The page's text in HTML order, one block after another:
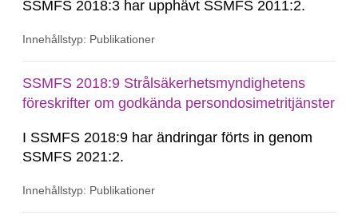
SSMFS 2018:3 har upphävt SSMFS 2011:2.
Innehållstyp: Publikationer
SSMFS 2018:9 Strålsäkerhetsmyndighetens
föreskrifter om godkända persondosimetritjänster
I SSMFS 2018:9 har ändringar förts in genom
SSMFS 2021:2.
Innehållstyp: Publikationer